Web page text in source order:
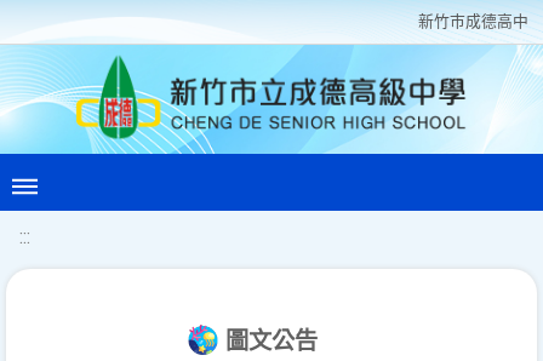
新竹巿成德高中
:::
圖文公告